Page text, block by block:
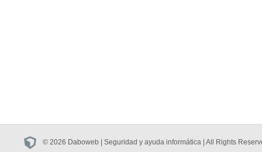
© 2026 Daboweb | Seguridad y ayuda informática | All Rights